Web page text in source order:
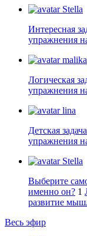
Stella
Интересная
упражнения
malika
Логическая
упражнения
lina
Детская
упражнения
Stella
Выберите
именно он? 1
развитие
Весь эфир